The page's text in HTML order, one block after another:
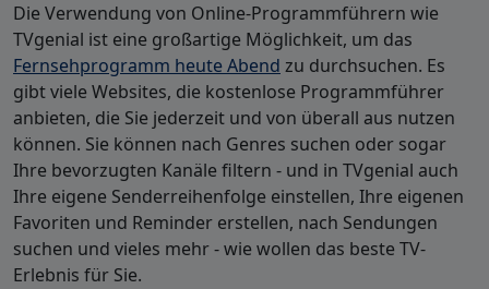
Die Verwendung von Online-Programmführern wie
TVgenial ist eine großartige Möglichkeit, um das
Fernsehprogramm heute Abend zu durchsuchen. Es
gibt viele Websites, die kostenlose Programmführer
anbieten, die Sie jederzeit und von überall aus nutzen
können. Sie können nach Genres suchen oder sogar
Ihre bevorzugten Kanäle filtern - und in TVgenial auch
Ihre eigene Senderreihenfolge einstellen, Ihre eigenen
Favoriten und Reminder erstellen, nach Sendungen
suchen und vieles mehr - wie wollen das beste TV-
Erlebnis für Sie.